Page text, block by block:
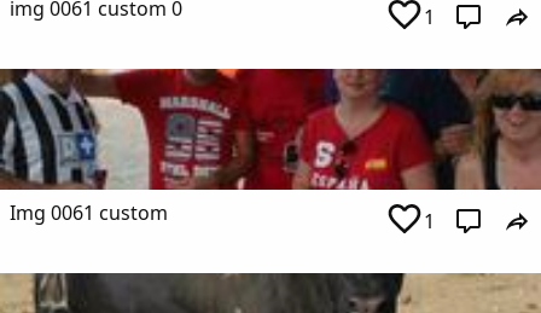
img 0061 custom 0 1
Img 0061 custom 1